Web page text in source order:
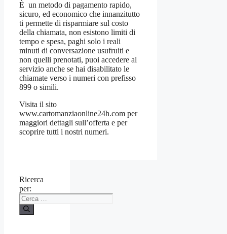
È un metodo di pagamento rapido,
sicuro, ed economico che innanzitutto
ti permette di risparmiare sul costo
della chiamata, non esistono limiti di
tempo e spesa, paghi solo i reali
minuti di conversazione usufruiti e
non quelli prenotati, puoi accedere al
servizio anche se hai disabilitato le
chiamate verso i numeri con prefisso
899 o simili.
Visita il sito
www.cartomanziaonline24h.com per
maggiori dettagli sull’offerta e per
scoprire tutti i nostri numeri.
Ricerca
per: